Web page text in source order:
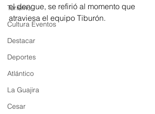
Turismo
Cultura Eventos
Destacar
Deportes
Atlántico
La Guajira
Cesar
el dengue, se refirió al momento que
atraviesa el equipo Tiburón.